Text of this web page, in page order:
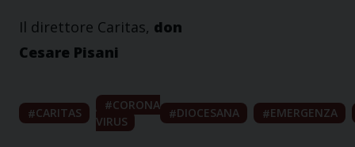
Il direttore Caritas, don
Cesare Pisani
CARITAS
CORONA
VIRUS
DIOCESANA EMERGENZA